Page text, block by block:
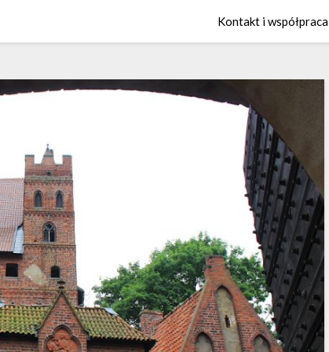
Kontakt i współpraca